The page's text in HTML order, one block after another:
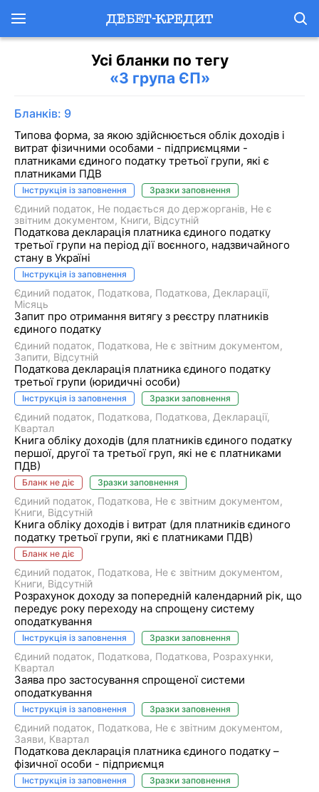
Усі бланки по тегу
«3 група ЄП»
Бланків: 9
Типова форма, за якою здійснюється облік доходів і
витрат фізичними особами - підприємцями -
платниками єдиного податку третьої групи, які є
платниками ПДВ
Інструкція із заповнення Зразки заповнення
Єдиний податок Не подається до держорганів Не є
звітним документом Книги Відсутній
Податкова декларація платника єдиного податку
третьої групи на період дії воєнного, надзвичайного
стану в Україні
Інструкція із заповнення
Єдиний податок Податкова Податкова Декларації
Місяць
Запит про отримання витягу з реєстру платників
єдиного податку
Єдиний податок Податкова Не є звітним документом
Запити Відсутній
Податкова декларація платника єдиного податку
третьої групи (юридичні особи)
Інструкція із заповнення Зразки заповнення
Єдиний податок Податкова Податкова Декларації
Квартал
Книга обліку доходів (для платників єдиного податку
першої, другої та третьої груп, які не є платниками
ПДВ)
Бланк не діє Зразки заповнення
Єдиний податок Податкова Не є звітним документом
Книги Відсутній
Книга обліку доходів і витрат (для платників єдиного
податку третьої групи, які є платниками ПДВ)
Бланк не діє
Єдиний податок Податкова Не є звітним документом
Книги Відсутній
Розрахунок доходу за попередній календарний рік, що
передує року переходу на спрощену систему
оподаткування
Інструкція із заповнення Зразки заповнення
Єдиний податок Податкова Податкова Розрахунки
Квартал
Заява про застосування спрощеної системи
оподаткування
Інструкція із заповнення Зразки заповнення
Єдиний податок Податкова Не є звітним документом
Заяви Квартал
Податкова декларація платника єдиного податку –
фізичної особи - підприємця
Інструкція із заповнення Зразки заповнення